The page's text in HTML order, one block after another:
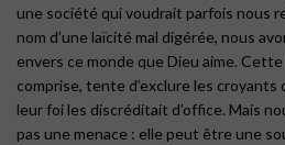
une société qui voudrait parfois nous
nom d’une laïcité mal digérée, nous
envers ce monde que Dieu aime.
comprise, tente d’exclure les croyants
leur foi les discréditait d’office. Mais
pas une menace : elle peut être une